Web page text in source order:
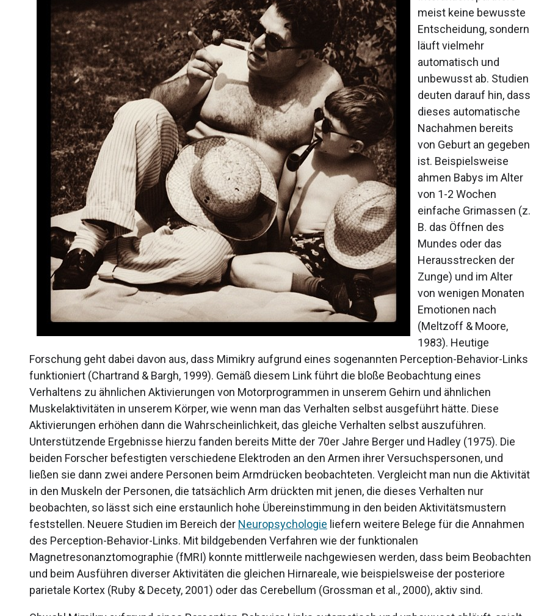
meist keine bewusste
Entscheidung, sondern
läuft vielmehr
automatisch und
unbewusst ab. Studien
deuten darauf hin, dass
dieses automatische
Nachahmen bereits
von Geburt an gegeben
ist. Beispielsweise
ahmen Babys im Alter
von 1-2 Wochen
einfache Grimassen (z.
B. das Öffnen des
Mundes oder das
Herausstrecken der
Zunge) und im Alter
von wenigen Monaten
Emotionen nach
(Meltzoff & Moore,
1983). Heutige
Forschung geht dabei davon aus, dass Mimikry aufgrund eines sogenannten Perception-Behavior-Links
funktioniert (Chartrand & Bargh, 1999). Gemäß diesem Link führt die bloße Beobachtung eines
Verhaltens zu ähnlichen Aktivierungen von Motorprogrammen in unserem Gehirn und ähnlichen
Muskelaktivitäten in unserem Körper, wie wenn man das Verhalten selbst ausgeführt hätte. Diese
Aktivierungen erhöhen dann die Wahrscheinlichkeit, das gleiche Verhalten selbst auszuführen.
Unterstützende Ergebnisse hierzu fanden bereits Mitte der 70er Jahre Berger und Hadley (1975). Die
beiden Forscher befestigten verschiedene Elektroden an den Armen ihrer Versuchspersonen, und
ließen sie dann zwei andere Personen beim Armdrücken beobachteten. Vergleicht man nun die Aktivität
in den Muskeln der Personen, die tatsächlich Arm drückten mit jenen, die dieses Verhalten nur
beobachten, so lässt sich eine erstaunlich hohe Übereinstimmung in den beiden Aktivitätsmustern
feststellen. Neuere Studien im Bereich der Neuropsychologie liefern weitere Belege für die Annahmen
des Perception-Behavior-Links. Mit bildgebenden Verfahren wie der funktionalen
Magnetresonanztomographie (fMRI) konnte mittlerweile nachgewiesen werden, dass beim Beobachten
und beim Ausführen diverser Aktivitäten die gleichen Hirnareale, wie beispielsweise der posteriore
parietale Kortex (Ruby & Decety, 2001) oder das Cerebellum (Grossman et al., 2000), aktiv sind.